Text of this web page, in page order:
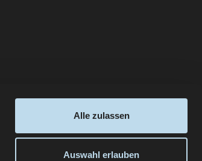
Alle zulassen
Auswahl erlauben